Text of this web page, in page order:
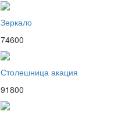
Зеркало
74600
Столешница акация
91800